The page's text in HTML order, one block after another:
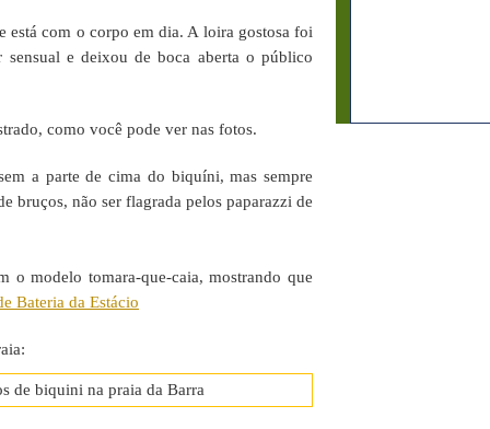
está com o corpo em dia. A loira gostosa foi
sensual e deixou de boca aberta o público
como você pode ver nas fotos.
a parte de cima do biquíni, mas sempre
bruços, não ser flagrada pelos paparazzi de
o modelo tomara-que-caia, mostrando que
Bateria da Estácio